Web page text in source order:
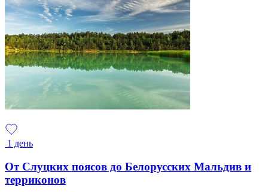
1 день
От Слуцких поясов до Белорусских Мальдив и
терриконов